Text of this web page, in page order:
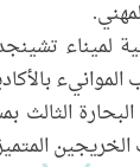
لميناء
الثالث